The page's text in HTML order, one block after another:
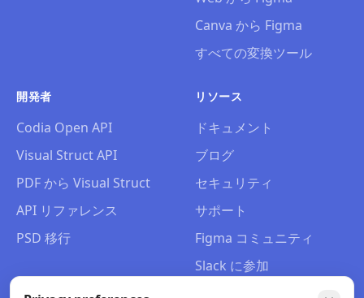
Canva から Figma
すべての変換ツール
開発者
Codia Open API
Visual Struct API
PDF から Visual Struct
API リファレンス
PSD 移行
リソース
ドキュメント
ブログ
セキュリティ
サポート
Figma コミュニティ
Slack に参加